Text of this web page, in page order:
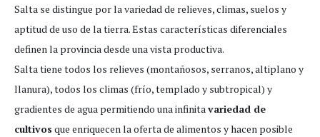
Salta se distingue por la variedad de relieves, climas, suelos y
aptitud de uso de la tierra. Estas características diferenciales
definen la provincia desde una vista productiva.
Salta tiene todos los relieves (montañosos, serranos, altiplano y
llanura), todos los climas (frío, templado y subtropical) y
gradientes de agua permitiendo una infinitavariedad de
cultivos que enriquecen la oferta de alimentos y hacen posible